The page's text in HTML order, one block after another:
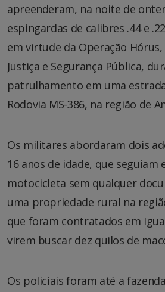
apreenderam, na noite de
espingardas de calibres .44 e
em virtude da Operação
Justiça e Segurança Pública,
patrulhamento em uma
Rodovia MS-386, na região de
Os militares abordaram dois
16 anos de idade, que seguiam
motocicleta sem qualquer
uma propriedade rural na
que foram contratados em
virem buscar dez quilos de
Os policiais foram até a